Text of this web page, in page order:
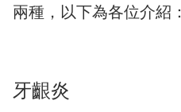
兩種，以下為各位介紹：
牙齦炎